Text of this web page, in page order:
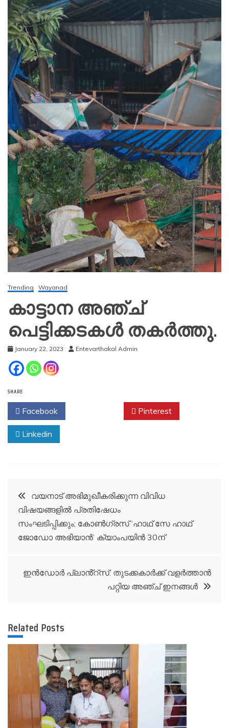
Trending Wayanad
കാട്ടാന അഞ്ച്
പെട്ടിക്കടകള്‍ തകര്‍ത്തു.
January 22, 2023 Entevarthakal Admin
SHARE
Facebook Pinterest
Linkedin
Post
navigation
വയനാട് അഭിമുഖീകരിക്കുന്ന വിവിധ
വിഷയങ്ങളില്‍ പ്രതിഷേധം
സംഘടിപ്പിക്കും; കോണ്‍ഗ്രസ് ‘ഹാഥ് സേ ഹാഥ്
ജോഡോ അഭിയാന്‍’ ക്യാംപയിന്‍ 30ന്
ഇൻഡോർ പ്ലാൻ്റ്സ്: തുടക്കകാർക്ക് വളർത്താൻ
പറ്റിയ അഞ്ച് ഇനങ്ങൾ
Related Posts